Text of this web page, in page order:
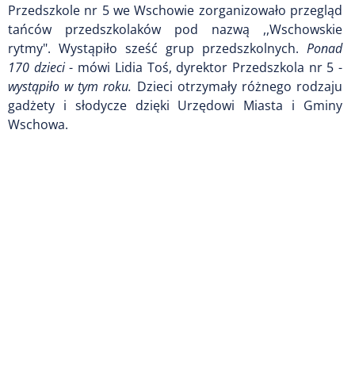
Przedszkole nr 5 we Wschowie zorganizowało przegląd
tańców przedszkolaków pod nazwą ,,Wschowskie
rytmy". Wystąpiło sześć grup przedszkolnych. Ponad
170 dzieci- mówi Lidia Toś, dyrektor Przedszkola nr 5 -
wystąpiło w tym roku. Dzieci otrzymały różnego rodzaju
gadżety i słodycze dzięki Urzędowi Miasta i Gminy
Wschowa.